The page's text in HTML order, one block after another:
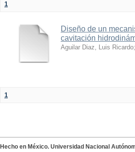
1
Diseño de un
cavitación
Aguilar Diaz, Luis Ricardo;
1
Hecho en México. Universidad Nacional